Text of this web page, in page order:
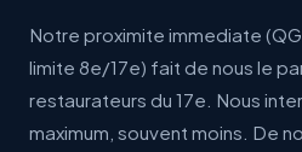
Notre proximite immediate
limite 8e/17e) fait de nous le
restaurateurs du 17e. Nous
maximum, souvent moins. De